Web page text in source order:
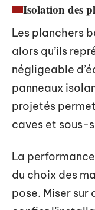
Isolation des
Les planchers
alors qu’ils
négligeable
panneaux
projetés
caves et sous-
La
du choix des
pose. Miser